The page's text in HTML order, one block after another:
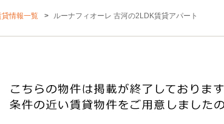
情報一覧 ルーナフィオーレ 古河の2LDK賃貸アパート